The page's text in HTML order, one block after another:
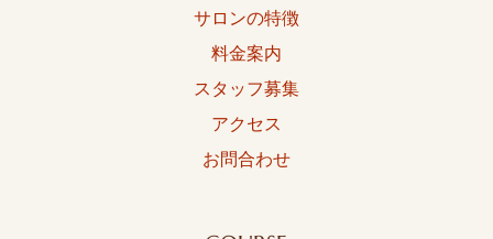
サロンの特徴
料金案内
スタッフ募集
アクセス
お問合わせ